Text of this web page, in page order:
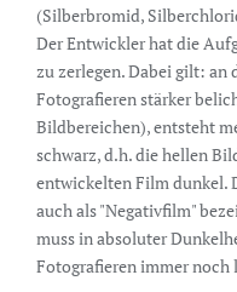
(Silberbromid,
Der Entwickler hat die
zu zerlegen. Dabei gilt: an
Fotografieren stärker
Bildbereichen), entsteht
schwarz, d.h. die hellen
entwickelten Film dunkel.
auch als "Negativfilm"
muss in absoluter
Fotografieren immer